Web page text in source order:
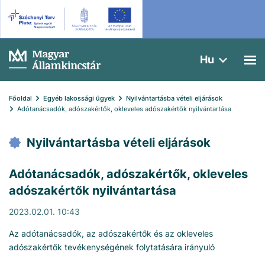
Hu
Főoldal Egyéb lakossági ügyek
Nyilvántartásba vételi eljárások
Adótanácsadók, adószakértők, okleveles adószakértők nyilvántartása
Nyilvántartásba vételi eljárások
Adótanácsadók, adószakértők, okleveles
adószakértők nyilvántartása
2023.02.01. 10:43
Az adótanácsadók, az adószakértők és az okleveles
adószakértők tevékenységének folytatására irányuló